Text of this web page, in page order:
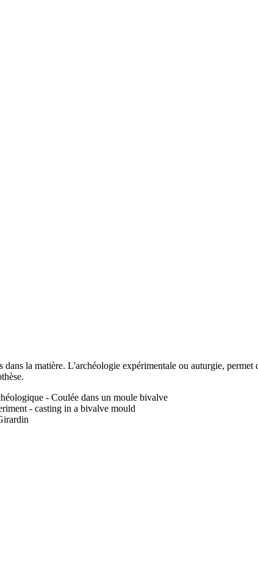
la matière. L'archéologie expérimentale ou auturgie, permet
- Coulée dans un moule bivalve
- casting in a bivalve mould